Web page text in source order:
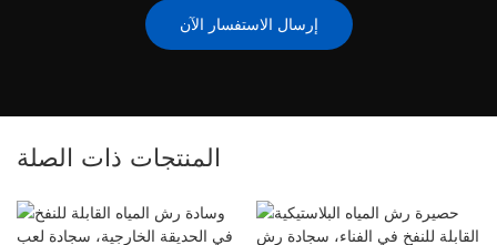
إرسال الاستفسار الآن
المنتجات ذات الصلة